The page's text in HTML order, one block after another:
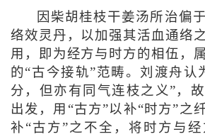
因柴胡桂枝干姜汤所治偏
络效灵丹，以加强其活血通络
用，即为经方与时方的相伍，
的“古今接轨”范畴。刘渡舟认
分，但亦有同气连枝之义”，
出发，用“古方”以补“时方”之
补“古方”之不全，将时方与